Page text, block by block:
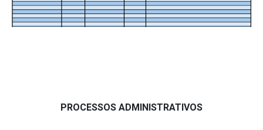
PROCESSOS ADMINISTRATIVOS